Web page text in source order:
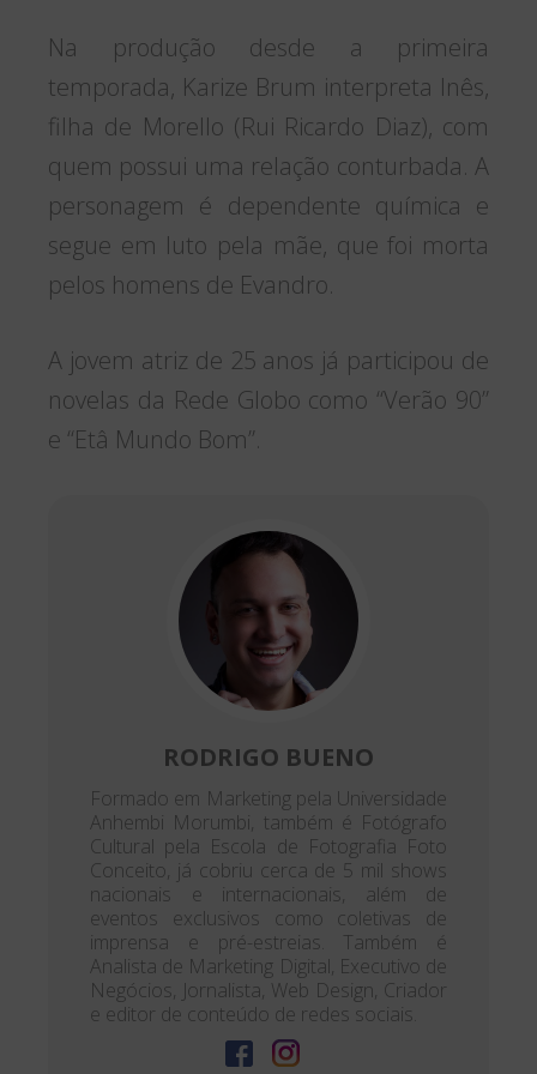
Na produção desde a primeira
temporada, Karize Brum interpreta Inês,
filha de Morello (Rui Ricardo Diaz), com
quem possui uma relação conturbada. A
personagem é dependente química e
segue em luto pela mãe, que foi morta
pelos homens de Evandro.
A jovem atriz de 25 anos já participou de
novelas da Rede Globo como “Verão 90”
e “Etâ Mundo Bom”.
RODRIGO BUENO
Formado em Marketing pela Universidade
Anhembi Morumbi, também é Fotógrafo
Cultural pela Escola de Fotografia Foto
Conceito, já cobriu cerca de 5 mil shows
nacionais e internacionais, além de
eventos exclusivos como coletivas de
imprensa e pré-estreias. Também é
Analista de Marketing Digital, Executivo de
Negócios, Jornalista, Web Design, Criador
e editor de conteúdo de redes sociais.